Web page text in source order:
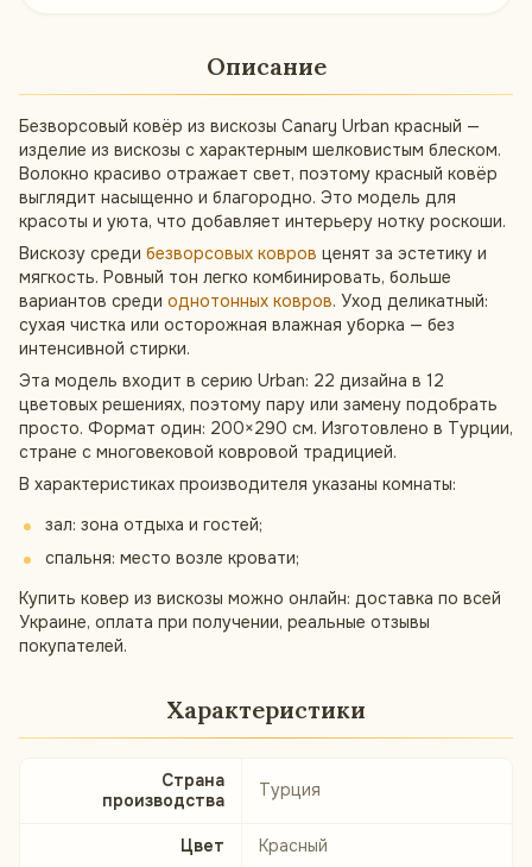
Описание
Безворсовый ковёр из вискозы Canary Urban красный —
изделие из вискозы с характерным шелковистым блеском.
Волокно красиво отражает свет, поэтому красный ковёр
выглядит насыщенно и благородно. Это модель для
красоты и уюта, что добавляет интерьеру нотку роскоши.
Вискозу среди безворсовых ковров ценят за эстетику и
мягкость. Ровный тон легко комбинировать, больше
вариантов среди однотонных ковров. Уход деликатный:
сухая чистка или осторожная влажная уборка — без
интенсивной стирки.
Эта модель входит в серию Urban: 22 дизайна в 12
цветовых решениях, поэтому пару или замену подобрать
просто. Формат один: 200×290 см. Изготовлено в Турции,
стране с многовековой ковровой традицией.
В характеристиках производителя указаны комнаты:
зал: зона отдыха и гостей;
спальня: место возле кровати;
Купить ковер из вискозы можно онлайн: доставка по всей
Украине, оплата при получении, реальные отзывы
покупателей.
Характеристики
Страна
производства
Турция
Цвет Красный